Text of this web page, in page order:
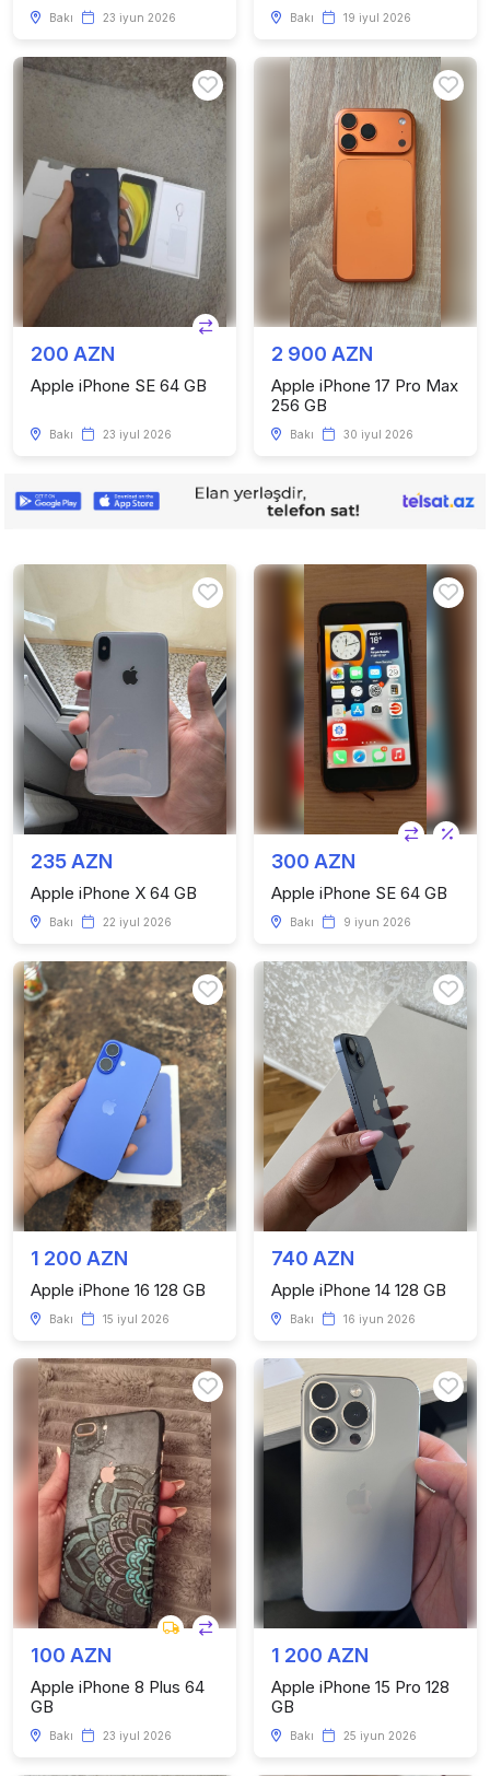
Bakı 23 iyun 2026 Bakı 19 iyul 2026
200 AZN
Apple iPhone SE 64 GB
Bakı 23 iyul 2026
2 900 AZN
Apple iPhone 17 Pro Max
256 GB
Bakı 30 iyul 2026
235 AZN
Apple iPhone X 64 GB
Bakı 22 iyul 2026
300 AZN
Apple iPhone SE 64 GB
Bakı 9 iyun 2026
1 200 AZN
Apple iPhone 16 128 GB
Bakı 15 iyul 2026
740 AZN
Apple iPhone 14 128 GB
Bakı 16 iyun 2026
100 AZN
Apple iPhone 8 Plus 64
GB
Bakı 23 iyul 2026
1 200 AZN
Apple iPhone 15 Pro 128
GB
Bakı 25 iyun 2026